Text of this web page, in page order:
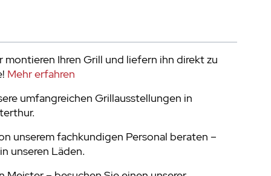
montieren Ihren Grill und liefern ihn direkt zu
Mehr erfahren
umfangreichen Grillausstellungen in
unserem fachkundigen Personal beraten –
unseren Läden.